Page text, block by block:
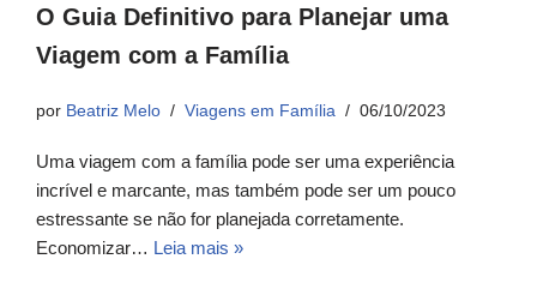
O Guia Definitivo para Planejar uma
Viagem com a Família
por Beatriz Melo Viagens em Família 06/10/2023
Uma viagem com a família pode ser uma experiência
incrível e marcante, mas também pode ser um pouco
estressante se não for planejada corretamente.
Economizar… Leia mais »